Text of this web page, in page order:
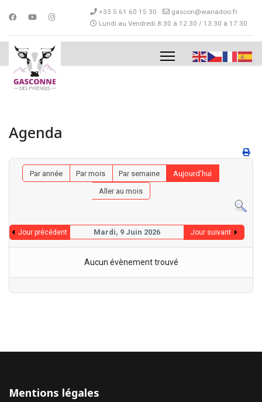
+33 5 61 60 15 30
gascon@wanadoo.fr
Lundi au Vendredi 8:30 à 12:30 / 13:30 à 17:30
Agenda
Par année Par mois Par semaine
Aujourd'hui
Aller au mois
Jour précédent Mardi, 9 Juin 2026 Jour suivant
Aucun évènement trouvé
Mentions légales